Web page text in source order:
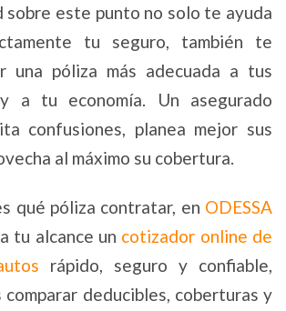
sobre este punto no solo te ayuda
tu seguro, también te
una póliza más adecuada a tus
a tu economía. Un asegurado
confusiones, planea mejor sus
al máximo su cobertura.
qué póliza contratar, en ODESSA
tu alcance un cotizador online de
rápido, seguro y confiable,
comparar deducibles, coberturas y